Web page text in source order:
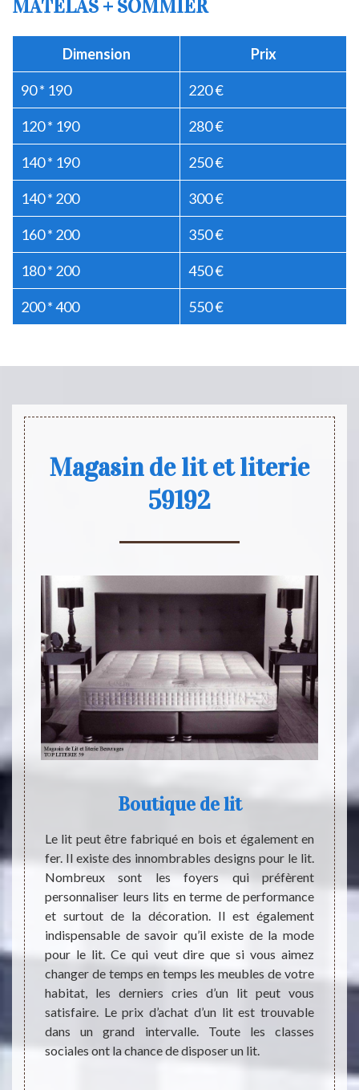
MATELAS + SOMMIER
Dimension Prix
90 * 190 220 €
120 * 190 280 €
140 * 190 250 €
140 * 200 300 €
160 * 200 350 €
180 * 200 450 €
200 * 400 550 €
Magasin de lit et literie
59192
les
au
très
peut
se
Boutique de lit
Le lit peut être fabriqué en bois et également en
fer. Il existe des innombrables designs pour le lit.
Nombreux sont les foyers qui préfèrent
personnaliser leurs lits en terme de performance
et surtout de la décoration. Il est également
indispensable de savoir qu’il existe de la mode
pour le lit. Ce qui veut dire que si vous aimez
changer de temps en temps les meubles de votre
habitat, les derniers cries d’un lit peut vous
satisfaire. Le prix d’achat d’un lit est trouvable
dans un grand intervalle. Toute les classes
sociales ont la chance de disposer un lit.
Le
pas
le
soit